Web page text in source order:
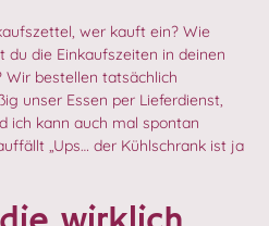
wer kauft ein? Wie
du die Einkaufszeiten in deinen
Wir bestellen tatsächlich
unser Essen per Lieferdienst,
ich kann auch mal spontan
„Ups… der Kühlschrank ist ja